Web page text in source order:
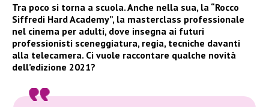
Tra poco si torna a scuola. Anche nella sua, la “Rocco
Siffredi Hard Academy”, la masterclass professionale
nel cinema per adulti, dove insegna ai futuri
professionisti sceneggiatura, regia, tecniche davanti
alla telecamera. Ci vuole raccontare qualche novità
dell’edizione 2021?